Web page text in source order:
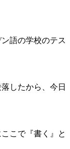
語の学校のテス
したから、今日
こで『書く』と